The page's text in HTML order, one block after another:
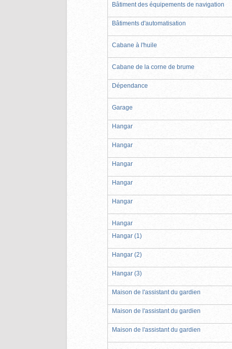
Bâtiment des équipements de navigation
Bâtiments d'automatisation
Cabane à l'huile
Cabane de la corne de brume
Dépendance
Garage
Hangar
Hangar
Hangar
Hangar
Hangar
Hangar
Hangar (1)
Hangar (2)
Hangar (3)
Maison de l'assistant du gardien
Maison de l'assistant du gardien
Maison de l'assistant du gardien